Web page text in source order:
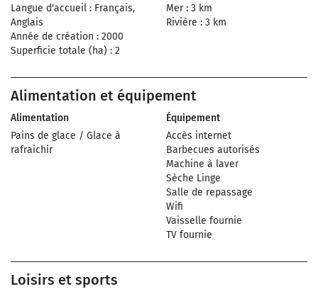
Langue d'accueil : Français,
Anglais
Année de création : 2000
Superficie totale (ha) : 2
Mer : 3 km
Rivière : 3 km
Alimentation et équipement
Alimentation
Pains de glace / Glace à
rafraichir
Équipement
Accès internet
Barbecues autorisés
Machine à laver
Sèche Linge
Salle de repassage
Wifi
Vaisselle fournie
TV fournie
Loisirs et sports